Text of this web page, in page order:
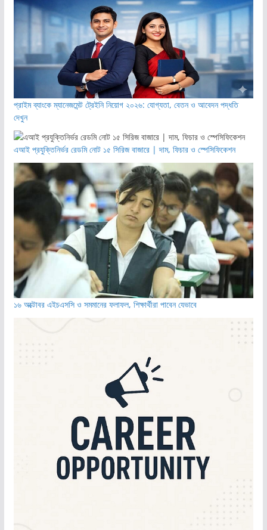
প্রাইম ব্যাংকে ম্যানেজমেন্ট ট্রেইনি নিয়োগ ২০২৬: যোগ্যতা, বেতন ও আবেদন পদ্ধতি
দেখুন
এআই প্রযুক্তিনির্ভর রেডমি নোট ১৫ সিরিজ বাজারে | দাম, ফিচার ও স্পেসিফিকেশন
১৬ অক্টোবর এইচএসসি ও সমমানের ফলাফল, শিক্ষার্থীরা পাবেন যেভাবে